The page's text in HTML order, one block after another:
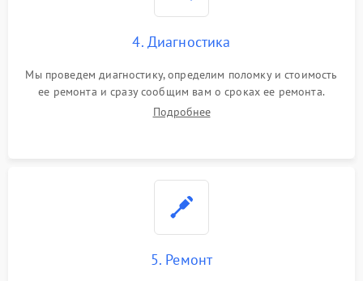
4. Диагностика
Мы проведем диагностику, определим поломку и стоимость
ее ремонта и сразу сообщим вам о сроках ее ремонта.
Подробнее
5. Ремонт